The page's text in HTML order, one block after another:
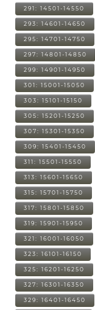
291: 14501-14550
293: 14601-14650
295: 14701-14750
297: 14801-14850
299: 14901-14950
301: 15001-15050
303: 15101-15150
305: 15201-15250
307: 15301-15350
309: 15401-15450
311: 15501-15550
313: 15601-15650
315: 15701-15750
317: 15801-15850
319: 15901-15950
321: 16001-16050
323: 16101-16150
325: 16201-16250
327: 16301-16350
329: 16401-16450